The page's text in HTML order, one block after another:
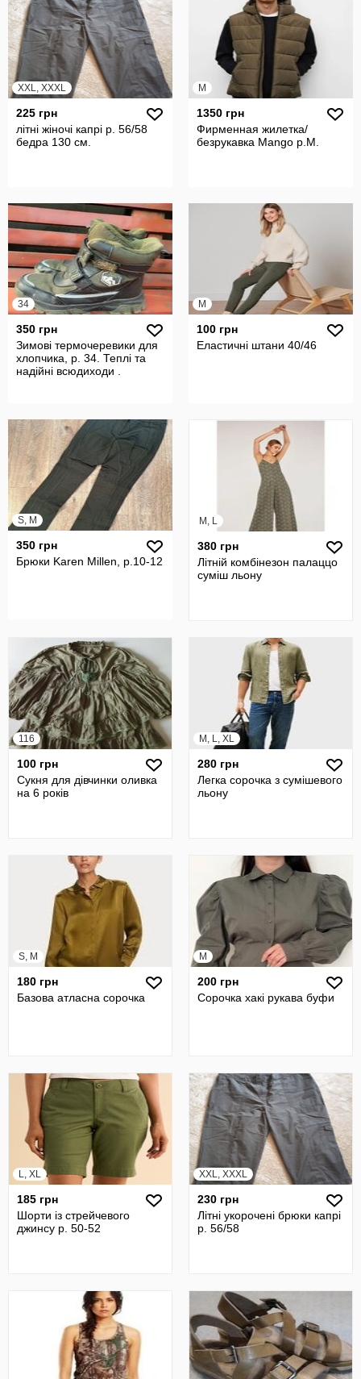
XXL, XXXL
225 грн
літні жіночі капрі р. 56/58
бедра 130 см.
M
1350 грн
Фирменная жилетка/
безрукавка Mango р.М.
34
350 грн
Зимові термочеревики для
хлопчика, р. 34. Теплі та
надійні всюдиходи .
M
100 грн
Еластичні штани 40/46
S, M
350 грн
Брюки Karen Millen, р.10-12
M, L
380 грн
Літній комбінезон палаццо
суміш льону
116
100 грн
Сукня для дівчинки оливка
на 6 років
M, L, XL
280 грн
Легка сорочка з сумішевого
льону
S, M
180 грн
Базова атласна сорочка
M
200 грн
Сорочка хакі рукава буфи
L, XL
185 грн
Шорти із стрейчевого
джинсу р. 50-52
XXL, XXXL
230 грн
Літні укорочені брюки капрі
р. 56/58